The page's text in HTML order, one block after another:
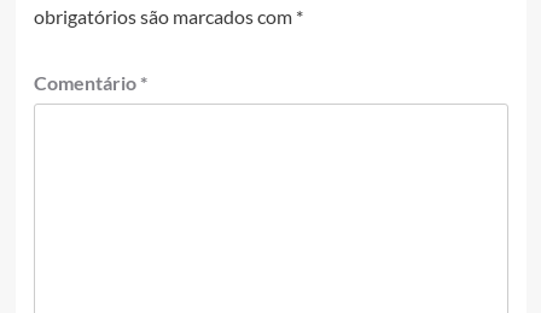
obrigatórios são marcados com *
Comentário *